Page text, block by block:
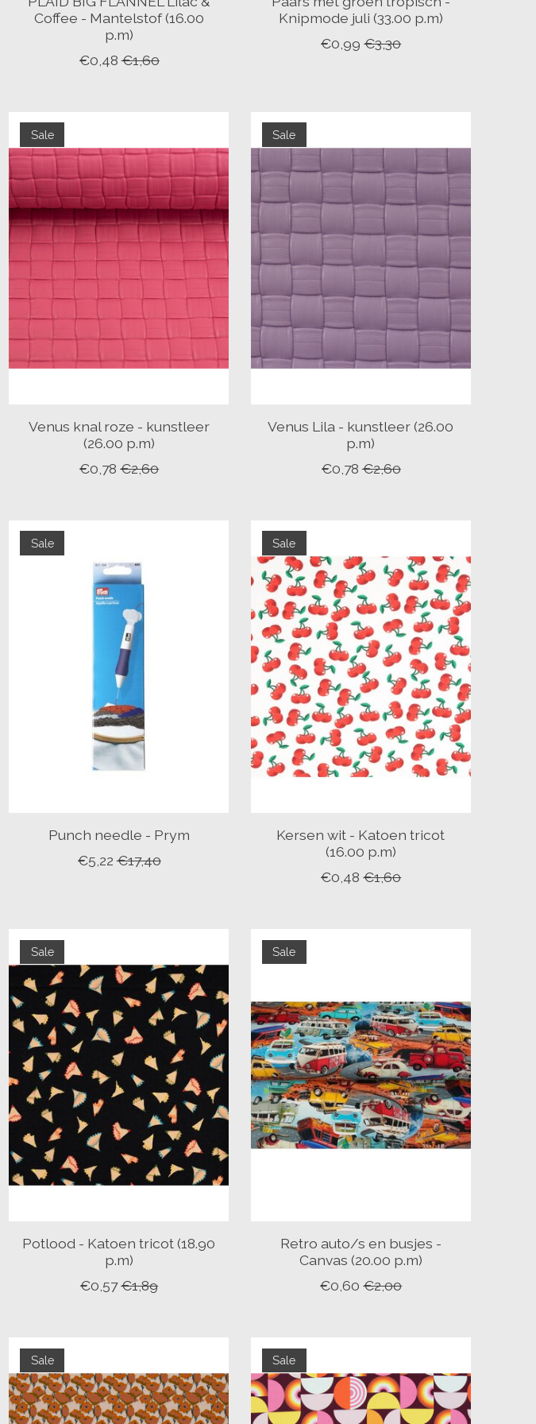
Coffee - Mantelstof (16.00
p.m)
€0,48 €1,60
Knipmode juli (33.00 p.m)
€0,99 €3,30
Sale
Venus knal roze - kunstleer
(26.00 p.m)
€0,78 €2,60
Sale
Venus Lila - kunstleer (26.00
p.m)
€0,78 €2,60
Sale
Punch needle - Prym
€5,22 €17,40
Sale
Kersen wit - Katoen tricot
(16.00 p.m)
€0,48 €1,60
Sale
Potlood - Katoen tricot (18.90
p.m)
€0,57€1,89
Sale
Retro auto/s en busjes -
Canvas (20.00 p.m)
€0,60 €2,00
Sale Sale